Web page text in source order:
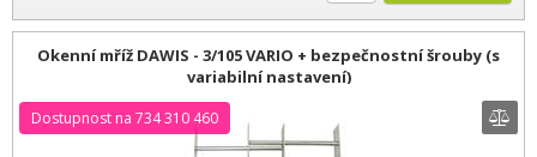
Okenní mříž DAWIS - 3/105 VARIO + bezpečnostní šrouby (s
variabilní nastavení)
Dostupnost na 734 310 460